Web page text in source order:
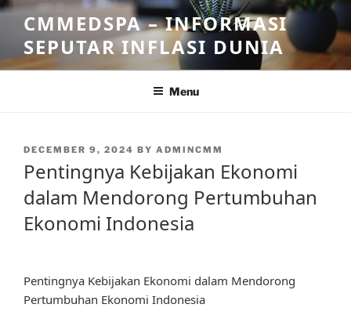
Skip
content
CMMEDSPA – INFORMASI
SEPUTAR INFLASI DUNIA
Menu
POSTED
DECEMBER 9, 2024 BY ADMINCMM
Pentingnya Kebijakan Ekonomi
dalam Mendorong Pertumbuhan
Ekonomi Indonesia
Pentingnya Kebijakan Ekonomi dalam Mendorong
Pertumbuhan Ekonomi Indonesia